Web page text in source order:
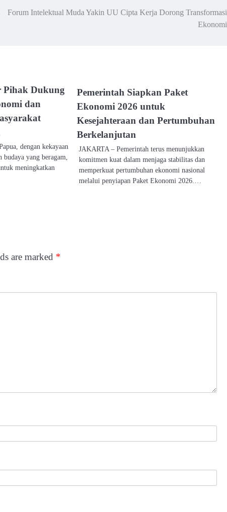
Forum Intelektual Muda Yakin UU Cipta Kerja Dorong Transformasi
Ekonomi
Pihak Dukung
dan
dengan kekayaan
yang beragam,
meningkatkan
Pemerintah Siapkan Paket
Ekonomi 2026 untuk
Kesejahteraan dan Pertumbuhan
Berkelanjutan
JAKARTA – Pemerintah terus menunjukkan
komitmen kuat dalam menjaga stabilitas dan
memperkuat pertumbuhan ekonomi nasional
melalui penyiapan Paket Ekonomi 2026.…
are marked *